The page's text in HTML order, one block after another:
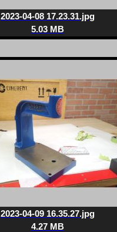
2023-04-08 17.23.31.jpg
5.03 MB
2023-04-09 16.35.27.jpg
4.27 MB